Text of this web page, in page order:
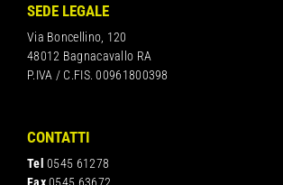
SEDE LEGALE
Via Boncellino, 120
48012 Bagnacavallo RA
P.IVA / C.FIS. 00961800398
CONTATTI
Tel 0545 61278